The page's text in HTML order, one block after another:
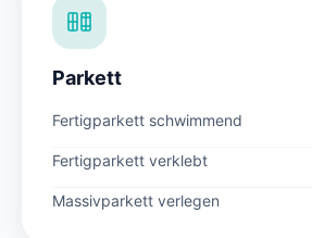
Parkett
Fertigparkett schwimmend
Fertigparkett verklebt
Massivparkett verlegen